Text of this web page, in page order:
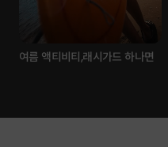
여름 액티비티,래시가드 하나면